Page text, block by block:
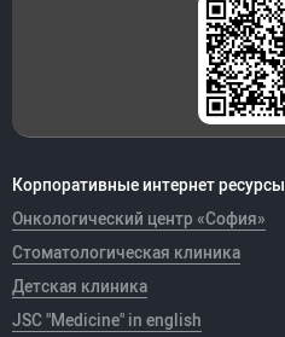
Корпоративные интернет ресурсы
Онкологический центр «София»
Стоматологическая клиника
Детская клиника
JSC "Medicine" in english